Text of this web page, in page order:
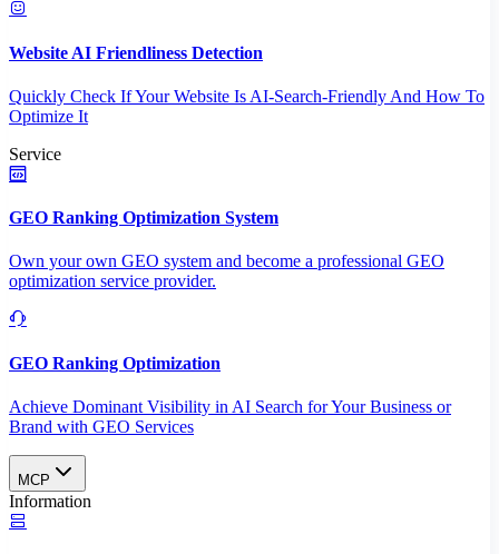
Website AI Friendliness Detection
Quickly Check If Your Website Is AI-Search-Friendly And How To
Optimize It
Service
GEO Ranking Optimization System
Own your own GEO system and become a professional GEO
optimization service provider.
GEO Ranking Optimization
Achieve Dominant Visibility in AI Search for Your Business or
Brand with GEO Services​
MCP
Information